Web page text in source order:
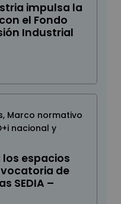
impulsa la
el Fondo
Industrial
, Marco normativo
nacional y
los espacios
de
SEDIA –